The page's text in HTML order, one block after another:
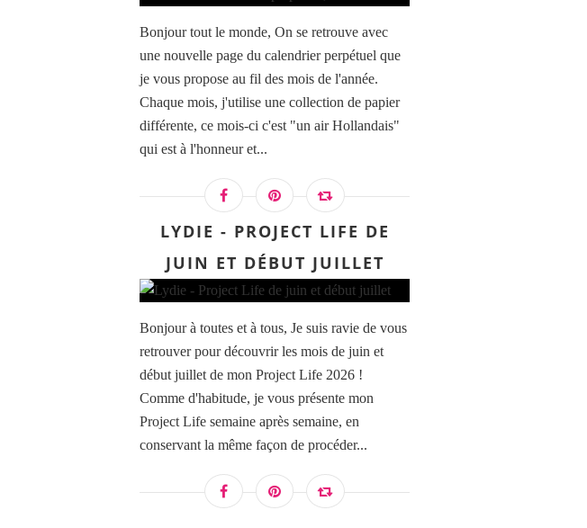
Bonjour tout le monde, On se retrouve avec
une nouvelle page du calendrier perpétuel que
je vous propose au fil des mois de l'année.
Chaque mois, j'utilise une collection de papier
différente, ce mois-ci c'est "un air Hollandais"
qui est à l'honneur et...
LYDIE - PROJECT LIFE DE
JUIN ET DÉBUT JUILLET
Bonjour à toutes et à tous, Je suis ravie de vous
retrouver pour découvrir les mois de juin et
début juillet de mon Project Life 2026 !
Comme d'habitude, je vous présente mon
Project Life semaine après semaine, en
conservant la même façon de procéder...